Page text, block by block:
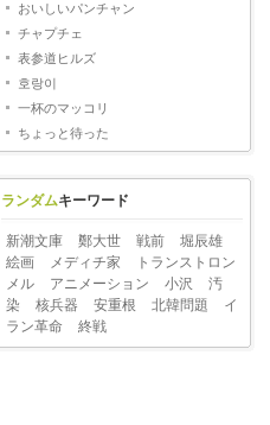
おいしいパンチャン
チャプチェ
表参道ヒルズ
호랑이
一杯のマッコリ
ちょっと待った
ランダムキーワード
新潮文庫 鄭大世 戦前
堀辰雄
絵画
メディチ家
トランストロン
メル
アニメーション 小沢
汚
染
核兵器 安重根 北韓問題
イ
ラン革命
終戦